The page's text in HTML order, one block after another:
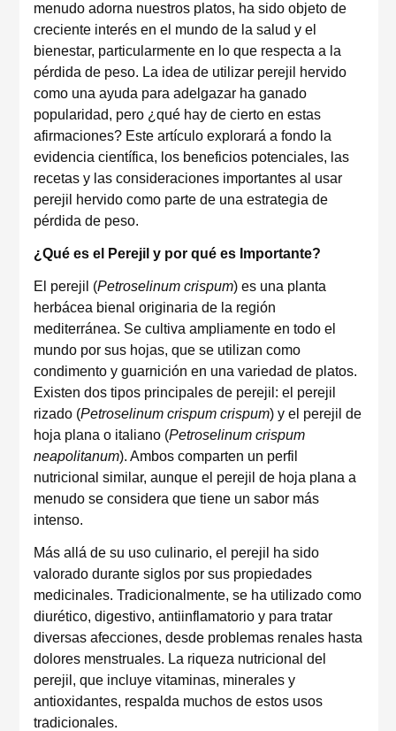
menudo adorna nuestros platos, ha sido objeto de
creciente interés en el mundo de la salud y el
bienestar, particularmente en lo que respecta a la
pérdida de peso. La idea de utilizar perejil hervido
como una ayuda para adelgazar ha ganado
popularidad, pero ¿qué hay de cierto en estas
afirmaciones? Este artículo explorará a fondo la
evidencia científica, los beneficios potenciales, las
recetas y las consideraciones importantes al usar
perejil hervido como parte de una estrategia de
pérdida de peso.
¿Qué es el Perejil y por qué es Importante?
El perejil (Petroselinum crispum) es una planta
herbácea bienal originaria de la región
mediterránea. Se cultiva ampliamente en todo el
mundo por sus hojas, que se utilizan como
condimento y guarnición en una variedad de platos.
Existen dos tipos principales de perejil: el perejil
rizado (Petroselinum crispum crispum) y el perejil de
hoja plana o italiano (Petroselinum crispum
neapolitanum). Ambos comparten un perfil
nutricional similar, aunque el perejil de hoja plana a
menudo se considera que tiene un sabor más
intenso.
Más allá de su uso culinario, el perejil ha sido
valorado durante siglos por sus propiedades
medicinales. Tradicionalmente, se ha utilizado como
diurético, digestivo, antiinflamatorio y para tratar
diversas afecciones, desde problemas renales hasta
dolores menstruales. La riqueza nutricional del
perejil, que incluye vitaminas, minerales y
antioxidantes, respalda muchos de estos usos
tradicionales.